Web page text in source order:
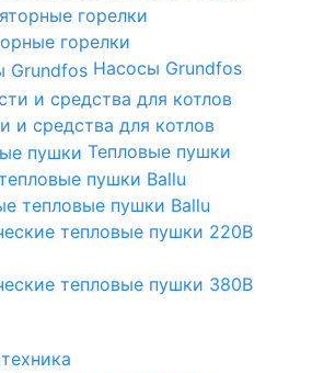
горелки
Насосы Grundfos
и средства для котлов
Тепловые пушки
пушки Ballu
тепловые пушки Ballu
тепловые пушки 220В
тепловые пушки 380В